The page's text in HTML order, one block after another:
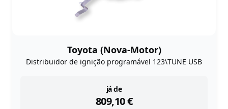
Toyota (Nova-Motor)
Distribuidor de ignição programável 123\TUNE USB
já de
809,10€
instock